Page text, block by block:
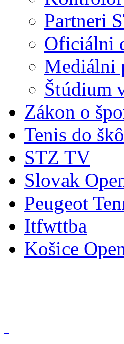
Partneri
Oficiálni
Mediálni
Štúdium
Zákon o
Tenis do
STZ TV
Slovak
Peugeot
Itfwttba
Košice